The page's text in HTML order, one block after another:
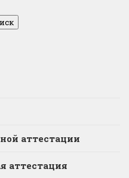
аттестации
аттестация